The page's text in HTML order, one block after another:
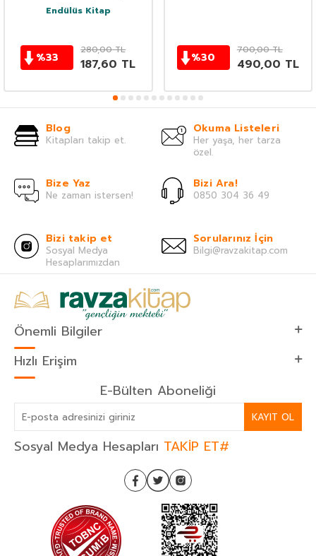
Endülüs Kitap
%33
280,00TL
187,60 TL %30
700,00TL
490,00 TL
Blog
Kitapları takip et.
Okuma Listeleri
Her yaşa, her tarza
özel.
Bize Yaz
Ne zaman istersen!
Bizi Ara!
0850 304 36 49
Bizi takip et
Sosyal Medya
Hesaplarımızdan
Sorularınız İçin
Bilgi@ravzakitap.com
Önemli Bilgiler
Hızlı Erişim
E-Bülten Aboneliği
KAYIT OL
Sosyal Medya Hesapları TAKİP ET#